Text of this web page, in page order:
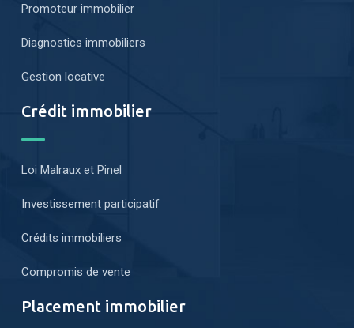
Promoteur immobilier
Diagnostics immobiliers
Gestion locative
Crédit immobilier
Loi Malraux et Pinel
Investissement participatif
Crédits immobiliers
Compromis de vente
Placement immobilier